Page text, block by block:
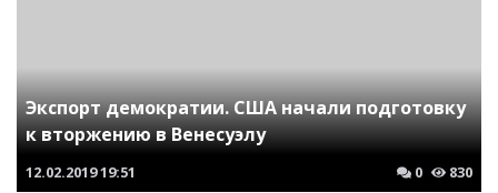
Экспорт демократии. США начали подготовку
к вторжению в Венесуэлу
12.02.201919:51 0 830